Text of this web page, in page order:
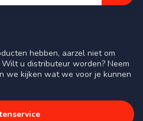
hebben, aarzel niet om
u distributeur worden? Neem
we kijken wat we voor je kunnen